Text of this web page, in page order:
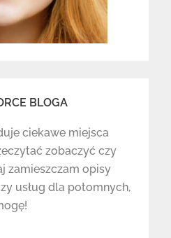
BLOGA
ciekawe miejsca
zobaczyć czy
zamieszczam opisy
usług dla potomnych,